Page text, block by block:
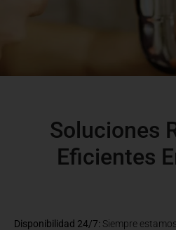
Soluciones
Eficientes
Disponibilidad 24/7: Siempre